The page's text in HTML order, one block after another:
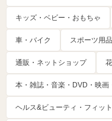
キッズ・ベビー・おもちゃ
車・バイク スポーツ用
通販・ネットショップ
本・雑誌・音楽・DVD・映画
ヘルス&ビューティ・フィッ